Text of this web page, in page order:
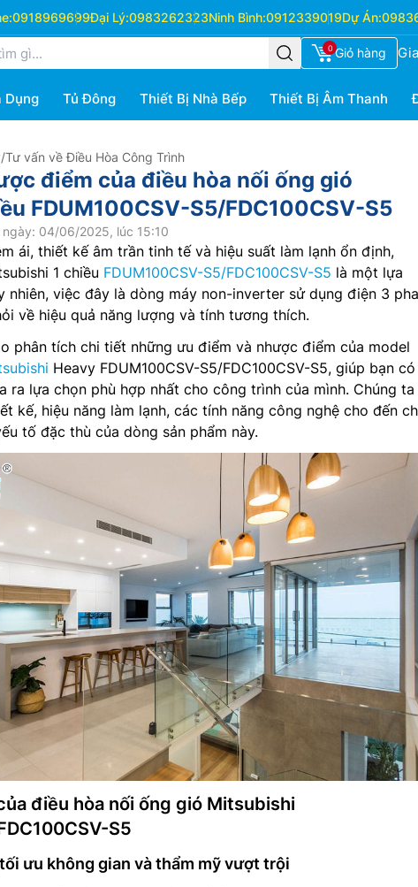
0918969699Đại Lý:0983262323Ninh Bình:0912339019Dự Án:
0 Giỏ hàng
Dụng Tủ Đông Thiết Bị Nhà Bếp Thiết Bị Âm Thanh
/Tư vấn về Điều Hòa Công Trình
điểm của điều hòa nối ống gió
FDUM100CSV-S5/FDC100CSV-S5
04/06/2025, lúc 15:10
ái, thiết kế âm trần tinh tế và hiệu suất làm lạnh ổn định,
1 chiều FDUM100CSV-S5/FDC100CSV-S5 là một lựa
nhiên, việc đây là dòng máy non-inverter sử dụng điện 3 pha
về hiệu quả năng lượng và tính tương thích.
phân tích chi tiết những ưu điểm và nhược điểm của model
Heavy FDUM100CSV-S5/FDC100CSV-S5, giúp bạn có
ra lựa chọn phù hợp nhất cho công trình của mình. Chúng ta
kế, hiệu năng làm lạnh, các tính năng công nghệ cho đến
tố đặc thù của dòng sản phẩm này.
điều hòa nối ống gió Mitsubishi
S5
ưu không gian và thẩm mỹ vượt trội